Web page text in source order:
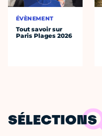
ÉVÈNEMENT
Tout savoir sur
Paris Plages 2026
SÉLECTIONS